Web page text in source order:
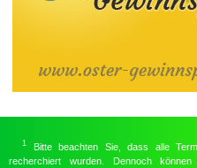
1
Bitte beachten Sie, dass alle
recherchiert wurden. Dennoch